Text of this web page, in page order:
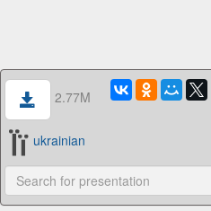
2.77M
ukrainian